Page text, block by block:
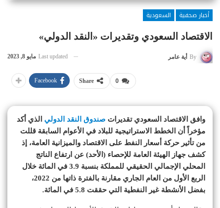
أخبار صحفية
السعودية
الاقتصاد السعودي وتقديرات «النقد الدولي»
By أية عامر Last updated مايو 8, 2023
0
Share
Facebook
وافق الاقتصاد السعودي تقديرات صندوق النقد الدولي الذي أكد
مؤخراً أن الخطط الاستراتيجية للبلاد في الأعوام السابقة قللت
من تأثير حركة أسعار النفط على الاقتصاد والميزانية العامة، إذ
كشف جهاز الهيئة العامة للإحصاء (الأحد) عن ارتفاع الناتج
المحلي الإجمالي الحقيقي للمملكة بنسبة 3.9 في المائة خلال
الربع الأول من العام الجاري مقارنة بالفترة ذاتها من 2022،
بفضل الأنشطة غير النفطية التي حققت 5.8 في المائة.